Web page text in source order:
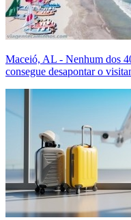
Maceió, AL - Nenhum dos
consegue desapontar o